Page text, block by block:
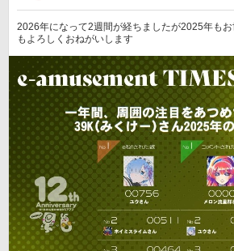
2026年になって2週間が経ちましたが2025年も
もよろしくおねがいします